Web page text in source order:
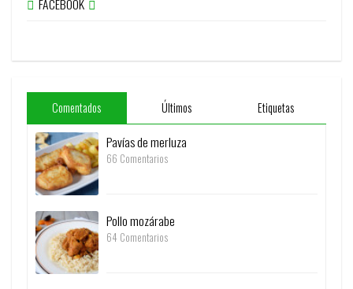
Comentados Últimos Etiquetas
Pavías de merluza
66 Comentarios
Pollo mozárabe
64 Comentarios